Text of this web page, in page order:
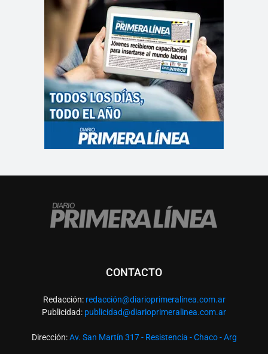
CONTACTO
Redacción: redacción@diarioprimeralinea.com.ar
Publicidad: publicidad@diarioprimeralinea.com.ar
Dirección:Av. San Martín 317 - Resistencia - Chaco - Arg